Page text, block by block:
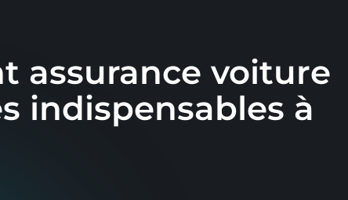
assurance voiture
indispensables à